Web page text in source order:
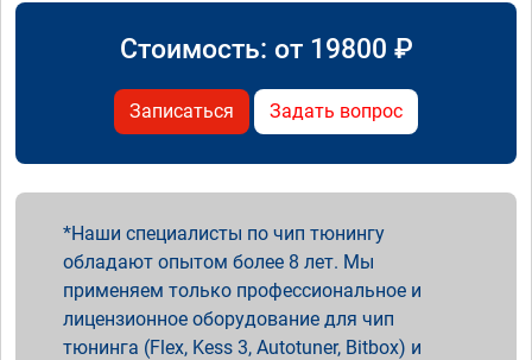
Стоимость: от 19800 ₽
Записаться Задать вопрос
Наши специалисты по чип тюнингу
обладают опытом более 8 лет. Мы
применяем только профессиональное и
лицензионное оборудование для чип
тюнинга (Flex, Kess 3, Autotuner, Bitbox) и